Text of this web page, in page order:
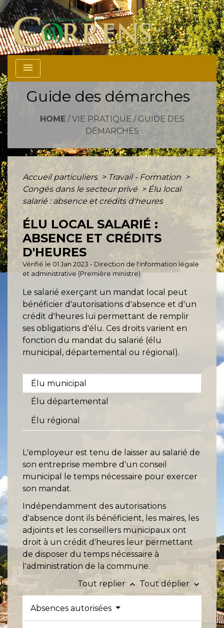
menu
Guide des démarches
HOME/ VIE PRATIQUE / GUIDE DES
DÉMARCHES
Accueil particuliers > Travail - Formation >
Congés dans le secteur privé > Élu local
salarié : absence et crédits d'heures
ÉLU LOCAL SALARIÉ :
ABSENCE ET CRÉDITS
D'HEURES
Vérifié le 01 Jan 2023 - Direction de l'information légale
et administrative (Première ministre)
Le salarié exerçant un mandat local peut
bénéficier d'autorisations d'absence et d'un
crédit d'heures lui permettant de remplir
ses obligations d'élu. Ces droits varient en
fonction du mandat du salarié (élu
municipal, départemental ou régional).
Élu municipal
Élu départemental
Élu régional
L'employeur est tenu de laisser au salarié de
son entreprise membre d'un conseil
municipal le temps nécessaire pour exercer
son mandat.
Indépendamment des autorisations
d'absence dont ils bénéficient, les maires, les
adjoints et les conseillers municipaux ont
droit à un crédit d'heures leur permettant
de disposer du temps nécessaire à
l'administration de la commune.
Tout replier keyboard_arrow_up Tout déplier keyboard_arrow_down
Absences autorisées